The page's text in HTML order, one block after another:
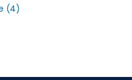
(4)